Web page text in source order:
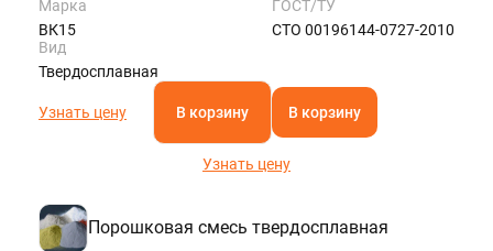
Марка
ВК15
ГОСТ/ТУ
СТО 00196144-0727-2010
Вид
Твердосплавная
Узнать цену В корзину В корзину
Узнать цену
Порошковая смесь твердосплавная